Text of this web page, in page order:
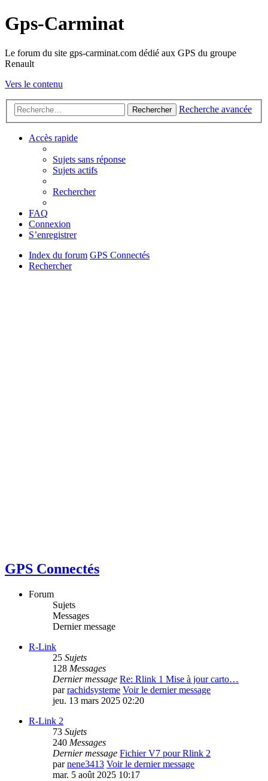
Gps-Carminat
Le forum du site gps-carminat.com dédié aux GPS du groupe
Renault
Vers le contenu
Rechercher Recherche avancée
Accès rapide
Sujets sans réponse
Sujets actifs
Rechercher
FAQ
Connexion
S’enregistrer
Index du forum GPS Connectés
Rechercher
GPS Connectés
Forum
Sujets
Messages
Dernier message
R-Link
25 Sujets
128 Messages
Dernier message Re: Rlink 1 Mise à jour carto…
parrachidsysteme Voir le dernier message
jeu. 13 mars 2025 02:20
R-Link 2
73 Sujets
240 Messages
Dernier message Fichier V7 pour Rlink 2
parnene3413 Voir le dernier message
mar. 5 août 2025 10:17